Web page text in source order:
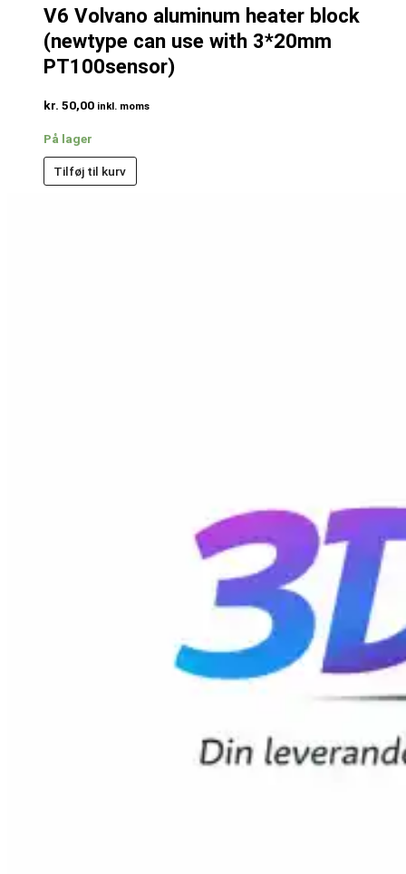
V6 Volvano aluminum heater block
(newtype can use with 3*20mm
PT100sensor)
kr. 50,00 inkl. moms
På lager
Tilføj til kurv